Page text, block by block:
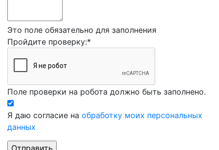
Это поле обязательно для заполнения
Пройдите проверку:*
Поле проверки на робота должно быть заполнено.
Я даю согласие на обработку моих персональных
данных